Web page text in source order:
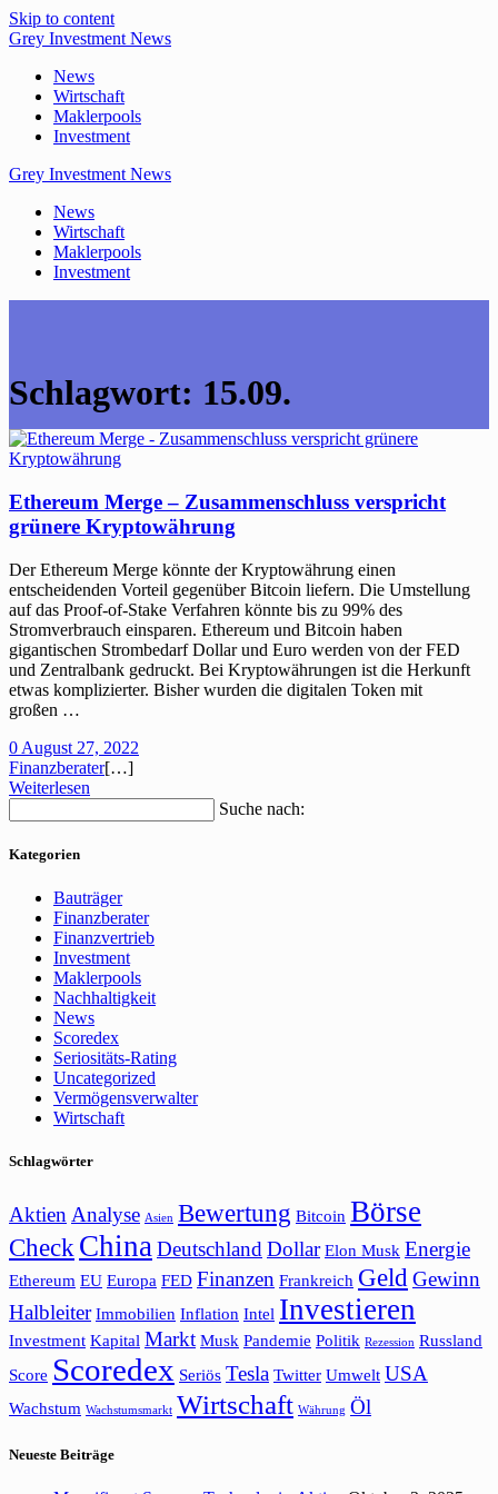
Skip to content
Grey Investment News
News
Wirtschaft
Maklerpools
Investment
Grey Investment News
News
Wirtschaft
Maklerpools
Investment
Schlagwort: 15.09.
Ethereum Merge – Zusammenschluss verspricht
grünere Kryptowährung
Der Ethereum Merge könnte der Kryptowährung einen
entscheidenden Vorteil gegenüber Bitcoin liefern. Die Umstellung
auf das Proof-of-Stake Verfahren könnte bis zu 99% des
Stromverbrauch einsparen. Ethereum und Bitcoin haben
gigantischen Strombedarf Dollar und Euro werden von der FED
und Zentralbank gedruckt. Bei Kryptowährungen ist die Herkunft
etwas komplizierter. Bisher wurden die digitalen Token mit
großen …
0 August 27, 2022
Finanzberater[…]
Weiterlesen
Suche nach:
Kategorien
Bauträger
Finanzberater
Finanzvertrieb
Investment
Maklerpools
Nachhaltigkeit
News
Scoredex
Seriositäts-Rating
Uncategorized
Vermögensverwalter
Wirtschaft
Schlagwörter
AktienAnalyse Asien Bewertung Bitcoin Börse
Check ChinaDeutschlandDollar Elon Musk Energie
Ethereum EU Europa FED Finanzen Frankreich GeldGewinn
Halbleiter Immobilien Inflation Intel Investieren
Investment Kapital Markt Musk Pandemie Politik Rezession Russland
Score Scoredex Seriös Tesla Twitter Umwelt USA
Wachstum Wachstumsmarkt Wirtschaft Währung Öl
Neueste Beiträge